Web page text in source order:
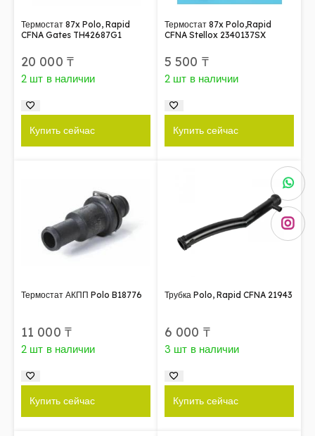
Термостат 87x Polo, Rapid
CFNA Gates TH42687G1
20 000 ₸
2 шт в наличии
Купить сейчас
Термостат 87x Polo,Rapid
CFNA Stellox 2340137SX
5 500 ₸
2 шт в наличии
Купить сейчас
Термостат АКПП Polo B18776
11 000 ₸
2 шт в наличии
Купить сейчас
Трубка Polo, Rapid CFNA 21943
6 000 ₸
3 шт в наличии
Купить сейчас